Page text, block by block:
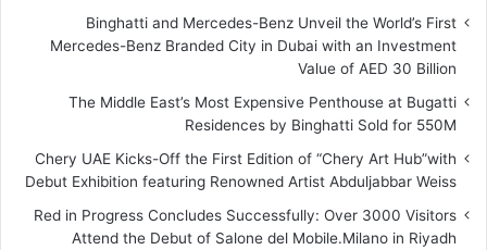
Binghatti and Mercedes-Benz Unveil the World’s First
Mercedes-Benz Branded City in Dubai with an Investment
Value of AED 30 Billion
The Middle East’s Most Expensive Penthouse at Bugatti
Residences by Binghatti Sold for 550M
Chery UAE Kicks-Off the First Edition of “Chery Art Hub”with
Debut Exhibition featuring Renowned Artist Abduljabbar Weiss
Red in Progress Concludes Successfully: Over 3000 Visitors
Attend the Debut of Salone del Mobile.Milano in Riyadh